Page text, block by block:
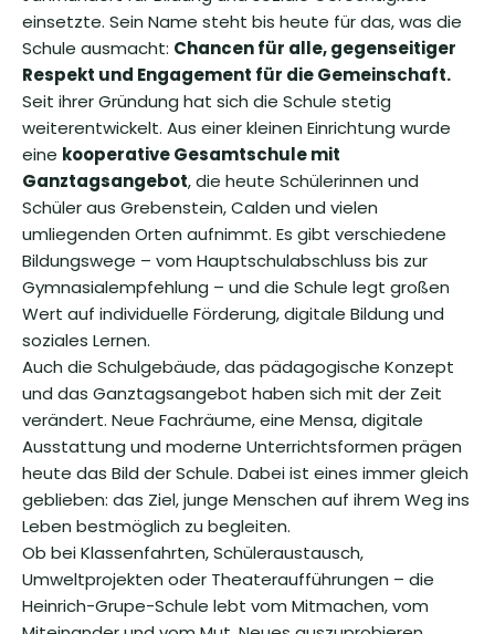
einsetzte. Sein Name steht bis heute für das, was die
Schule ausmacht: Chancen für alle, gegenseitiger
Respekt und Engagement für die Gemeinschaft.
Seit ihrer Gründung hat sich die Schule stetig
weiterentwickelt. Aus einer kleinen Einrichtung wurde
eine kooperative Gesamtschule mit
Ganztagsangebot, die heute Schülerinnen und
Schüler aus Grebenstein, Calden und vielen
umliegenden Orten aufnimmt. Es gibt verschiedene
Bildungswege – vom Hauptschulabschluss bis zur
Gymnasialempfehlung – und die Schule legt großen
Wert auf individuelle Förderung, digitale Bildung und
soziales Lernen.
Auch die Schulgebäude, das pädagogische Konzept
und das Ganztagsangebot haben sich mit der Zeit
verändert. Neue Fachräume, eine Mensa, digitale
Ausstattung und moderne Unterrichtsformen prägen
heute das Bild der Schule. Dabei ist eines immer gleich
geblieben: das Ziel, junge Menschen auf ihrem Weg ins
Leben bestmöglich zu begleiten.
Ob bei Klassenfahrten, Schüleraustausch,
Umweltprojekten oder Theateraufführungen – die
Heinrich-Grupe-Schule lebt vom Mitmachen, vom